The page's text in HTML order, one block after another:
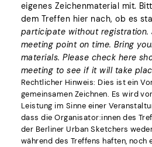
eigenes Zeichenmaterial mit.
dem Treffen hier nach, ob es
participate without registration.
meeting point on time. Bring
materials. Please check here
meeting to see if it will take
Rechtlicher Hinweis: Dies ist ein
gemeinsamen Zeichnen. Es wird
Leistung im Sinne einer
dass die Organisator:innen des
der Berliner Urban Sketchers
während des Treffens haften, noch